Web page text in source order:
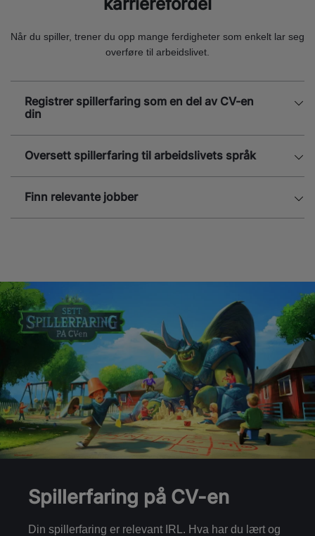
Når du spiller, trener du opp mange ferdigheter som enkelt lar seg
overføre til arbeidslivet.
Registrer spillerfaring som en del av CV-en
din
Oversett spillerfaring til arbeidslivets språk
Finn relevante jobber
Spillerfaring på CV-en
Din spillerfaring er relevant IRL. Hva har du lært og